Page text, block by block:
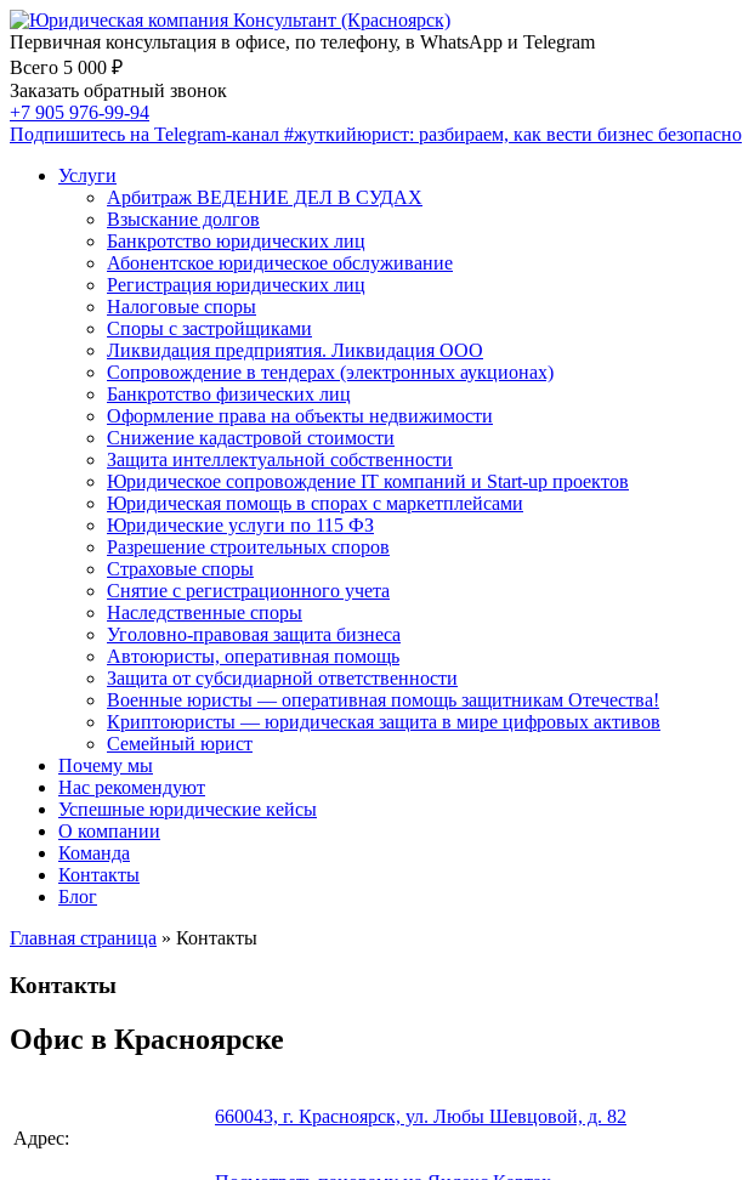
Первичная консультация в офисе, по телефону, в WhatsApp и Telegram
Всего 5 000 ₽
Заказать обратный звонок
+7 905 976-99-94
Подпишитесь на Telegram-канал #жуткийюрист: разбираем, как вести бизнес безопасно
Услуги
Арбитраж ВЕДЕНИЕ ДЕЛ В СУДАХ
Взыскание долгов
Банкротство юридических лиц
Абонентское юридическое обслуживание
Регистрация юридических лиц
Налоговые споры
Споры с застройщиками
Ликвидация предприятия. Ликвидация ООО
Сопровождение в тендерах (электронных аукционах)
Банкротство физических лиц
Оформление права на объекты недвижимости
Снижение кадастровой стоимости
Защита интеллектуальной собственности
Юридическое сопровождение IT компаний и Start-up проектов
Юридическая помощь в спорах с маркетплейсами
Юридические услуги по 115 ФЗ
Разрешение строительных споров
Страховые споры
Снятие с регистрационного учета
Наследственные споры
Уголовно-правовая защита бизнеса
Автоюристы, оперативная помощь
Защита от субсидиарной ответственности
Военные юристы — оперативная помощь защитникам Отечества!
Криптоюристы — юридическая защита в мире цифровых активов
Семейный юрист
Почему мы
Нас рекомендуют
Успешные юридические кейсы
О компании
Команда
Контакты
Блог
Главная страница » Контакты
Контакты
Офис в Красноярске
Адрес:
660043, г. Красноярск, ул. Любы Шевцовой, д. 82